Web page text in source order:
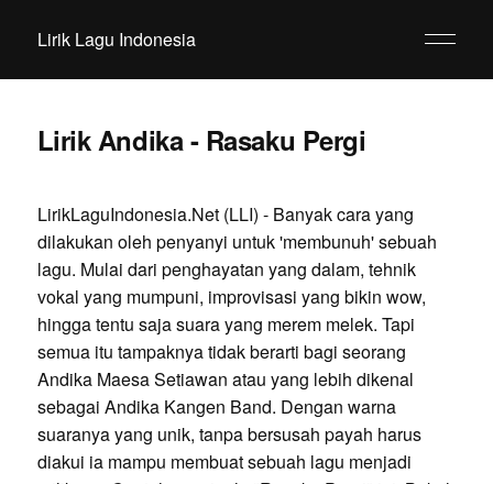
Lirik Lagu Indonesia
Lirik Andika - Rasaku Pergi
LirikLaguIndonesia.Net (LLI) - Banyak cara yang
dilakukan oleh penyanyi untuk 'membunuh' sebuah
lagu. Mulai dari penghayatan yang dalam, tehnik
vokal yang mumpuni, improvisasi yang bikin wow,
hingga tentu saja suara yang merem melek. Tapi
semua itu tampaknya tidak berarti bagi seorang
Andika Maesa Setiawan atau yang lebih dikenal
sebagai Andika Kangen Band. Dengan warna
suaranya yang unik, tanpa bersusah payah harus
diakui ia mampu membuat sebuah lagu menjadi